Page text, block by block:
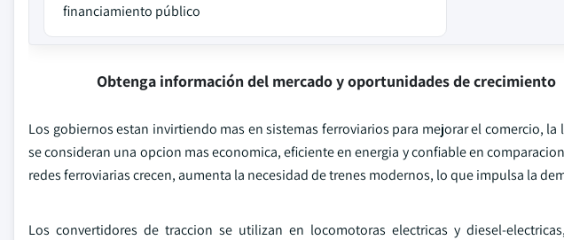
financiamiento público
Obtenga información del mercado y oportunidades de crecimiento
Los gobiernos estan invirtiendo mas en sistemas ferroviarios para mejorar el comercio,
se consideran una opcion mas economica, eficiente en energia y confiable en
redes ferroviarias crecen, aumenta la necesidad de trenes modernos, lo que impulsa la
Los convertidores de traccion se utilizan en locomotoras electricas y diesel-